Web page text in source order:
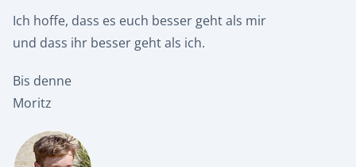
Ich hoffe, dass es euch besser geht als mir
und dass ihr besser geht als ich.
Bis denne
Moritz